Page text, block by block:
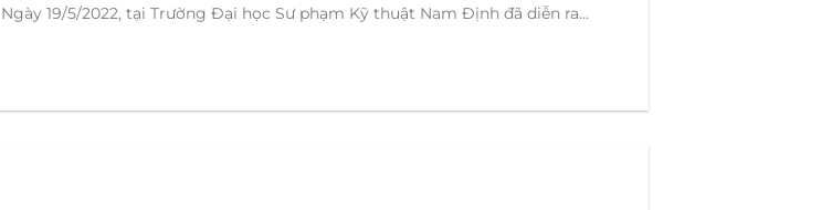
Ngày 19/5/2022, tại Trường Đại học Sư phạm Kỹ thuật Nam Định đã diễn ra...